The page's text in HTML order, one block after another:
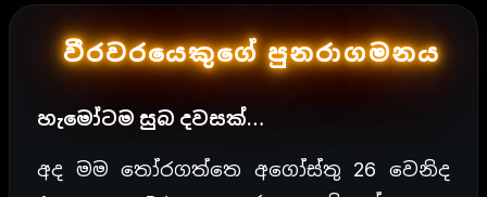
වීරවරයෙකුගේ පුනරාගමනය
හැමෝටම සුබ දවසක්…
අද මම තෝරගත්තෙ අගෝස්තු 26 වෙනිද